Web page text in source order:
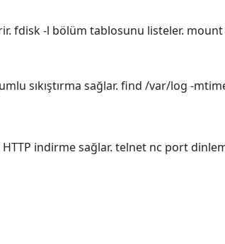
fdisk -l bölüm tablosunu listeler. mount
sıkıştırma sağlar. find /var/log -
indirme sağlar. telnet nc port